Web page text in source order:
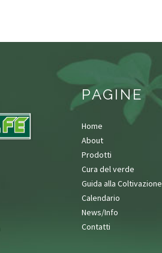
PAGINE
Home
About
Prodotti
Cura del verde
Guida alla Coltivazione
Calendario
News/Info
Contatti